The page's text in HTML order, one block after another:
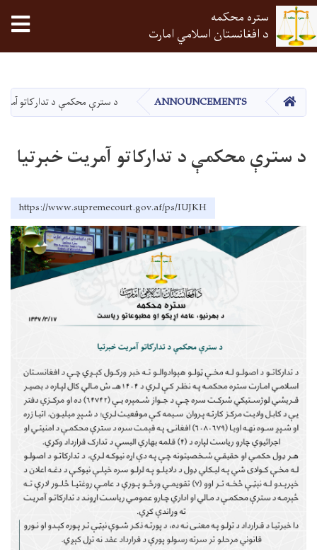
دانګل
ستره محکمه
د افغانستان اسلامي امارت
HOME
ANNOUNCEMENTS د سترې محکمې د تدارکاتو
د سترې محکمې د تدارکاتو آمريت خبرتيا
https://www.supremecourt.gov.af/ps/IUJKH